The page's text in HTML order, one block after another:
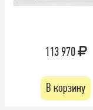
113 970
В корзину